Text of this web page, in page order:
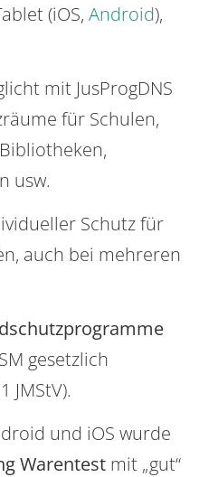
(iOS, Android),
mit JusProgDNS
für Schulen,
usw.
Schutz für
auch bei mehreren
gesetzlich
JMStV).
und iOS wurde
Warentest mit „gut“